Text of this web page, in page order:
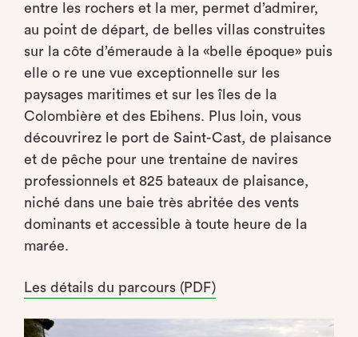
entre les rochers et la mer, permet d’admirer,
au point de départ, de belles villas construites
sur la côte d’émeraude à la «belle époque» puis
elle o re une vue exceptionnelle sur les
paysages maritimes et sur les îles de la
Colombière et des Ebihens. Plus loin, vous
découvrirez le port de Saint-Cast, de plaisance
et de pêche pour une trentaine de navires
professionnels et 825 bateaux de plaisance,
niché dans une baie très abritée des vents
dominants et accessible à toute heure de la
marée.
Les détails du parcours (PDF)